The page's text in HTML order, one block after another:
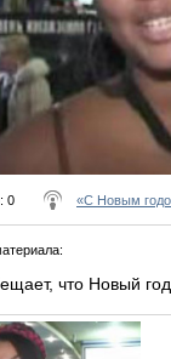
: 0 «С Новым
:
что Новый